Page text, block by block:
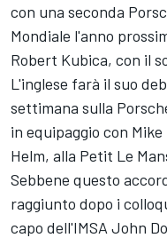
con una seconda
Mondiale l'anno
Robert Kubica, con il
L'inglese farà il suo
settimana sulla
in equipaggio con
Helm, alla Petit Le
Sebbene questo
raggiunto dopo i
capo dell'IMSA John